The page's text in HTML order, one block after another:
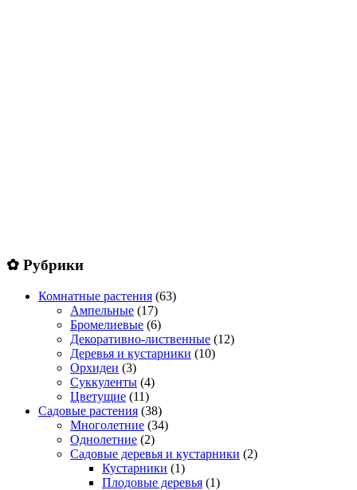
✿ Рубрики
Комнатные растения (63)
Ампельные (17)
Бромелиевые (6)
Декоративно-лиственные (12)
Деревья и кустарники (10)
Орхидеи (3)
Суккуленты (4)
Цветущие (11)
Садовые растения (38)
Многолетние (34)
Однолетние (2)
Садовые деревья и кустарники (2)
Кустарники (1)
Плодовые деревья (1)